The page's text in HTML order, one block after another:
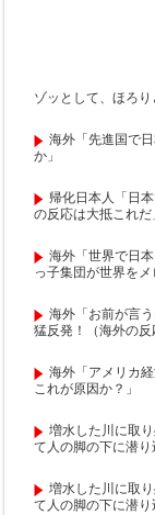
ゾッとして、ほろり
海外「先進国で
か」
帰化日本人「日
の反応は大抵これだ
海外「世界で日
っ子集団が世界をメ
海外「お前が言
猛反発！（海外の反
海外「アメリカ
これが原因か？」
増水した川に取
て人の脚の下に潜り
増水した川に取
て人の脚の下に潜り